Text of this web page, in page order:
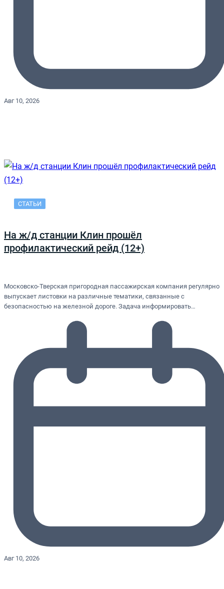
Авг 10, 2026
СТАТЬИ
На ж/д станции Клин прошёл
профилактический рейд (12+)
Московско-Тверская пригородная пассажирская компания регулярно
выпускает листовки на различные тематики, связанные с
безопасностью на железной дороге. Задача информировать…
Авг 10, 2026